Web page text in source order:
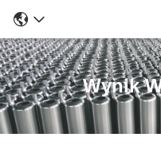
Wynik